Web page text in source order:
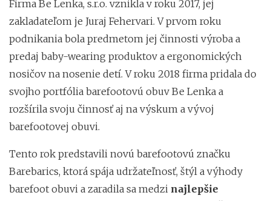
Firma Be Lenka, s.r.o. vznikla v roku 2017, jej
zakladateľom je Juraj Fehervari. V prvom roku
podnikania bola predmetom jej činnosti výroba a
predaj baby-wearing produktov a ergonomických
nosičov na nosenie detí. V roku 2018 firma pridala do
svojho portfólia barefootovú obuv Be Lenka a
rozšírila svoju činnosť aj na výskum a vývoj
barefootovej obuvi.
Tento rok predstavili novú barefootovú značku
Barebarics, ktorá spája udržateľnosť, štýl a výhody
barefoot obuvi a zaradila sa medzi najlepšie